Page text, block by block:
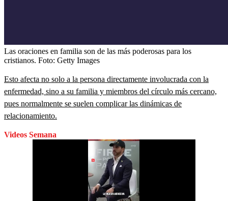
Las oraciones en familia son de las más poderosas para los
cristianos. Foto: Getty Images
Esto afecta no solo a la persona directamente involucrada con la
enfermedad, sino a su familia y miembros del círculo más cercano,
pues normalmente se suelen complicar las dinámicas de
relacionamiento.
Videos Semana